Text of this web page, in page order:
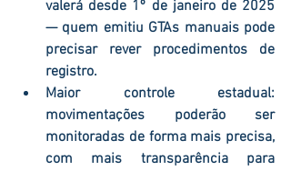
valerá desde 1º de janeiro de 2025
— quem emitiu GTAs manuais pode
precisar rever procedimentos de
registro.
Maior controle estadual:
movimentações poderão ser
monitoradas de forma mais precisa,
com mais transparência para